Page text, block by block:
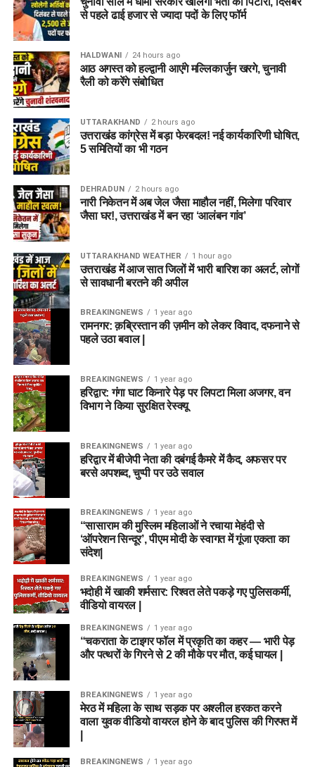
से पहले ढाई हजार से ज्यादा पदों के लिए फॉर्म
HALDWANI 24 hours ago
आठ अगस्त को हल्द्वानी आएंगे मल्लिकार्जुन खरगे, चुनावी
रैली को करेंगे संबोधित
UTTARAKHAND 2 hours ago
उत्तराखंड कांग्रेस में बड़ा फेरबदल! नई कार्यकारिणी घोषित,
5 समितियों का भी गठन
DEHRADUN 2 hours ago
नारी निकेतन में अब जेल जैसा माहौल नहीं, मिलेगा परिवार
जैसा घर!, उत्तराखंड में बन रहा ‘आलंबन गांव’
UTTARAKHAND WEATHER 1 hour ago
उत्तराखंड में आज सात जिलों में भारी बारिश का अलर्ट, लोगों
से सावधानी बरतने की अपील
BREAKINGNEWS 1 year ago
रामनगर: क़ब्रिस्तान की ज़मीन को लेकर विवाद, दफनाने से
पहले उठा बवाल |
BREAKINGNEWS 1 year ago
हरिद्वार: गंगा घाट किनारे पेड़ पर लिपटा मिला अजगर, वन
विभाग ने किया सुरक्षित रेस्क्यू
BREAKINGNEWS 1 year ago
हरिद्वार में बीजेपी नेता की दबंगई कैमरे में कैद, अफसर पर
बरसे अपशब्द, चुप्पी पर उठे सवाल
BREAKINGNEWS 1 year ago
“सासाराम की मुस्लिम महिलाओं ने रचाया मेहंदी से
‘ऑपरेशन सिन्दूर’, पीएम मोदी के स्वागत में गूंजा एकता का
संदेश|
BREAKINGNEWS 1 year ago
भदोही में खाकी शर्मसार: रिश्वत लेते पकड़े गए पुलिसकर्मी,
वीडियो वायरल |
BREAKINGNEWS 1 year ago
“चकराता के टाइगर फॉल में प्रकृति का कहर — भारी पेड़
और पत्थरों के गिरने से 2 की मौके पर मौत, कई घायल |
BREAKINGNEWS 1 year ago
मेरठ में महिला के साथ सड़क पर अश्लील हरकत करने
वाला युवक वीडियो वायरल होने के बाद पुलिस की गिरफ्त में
BREAKINGNEWS 1 year ago